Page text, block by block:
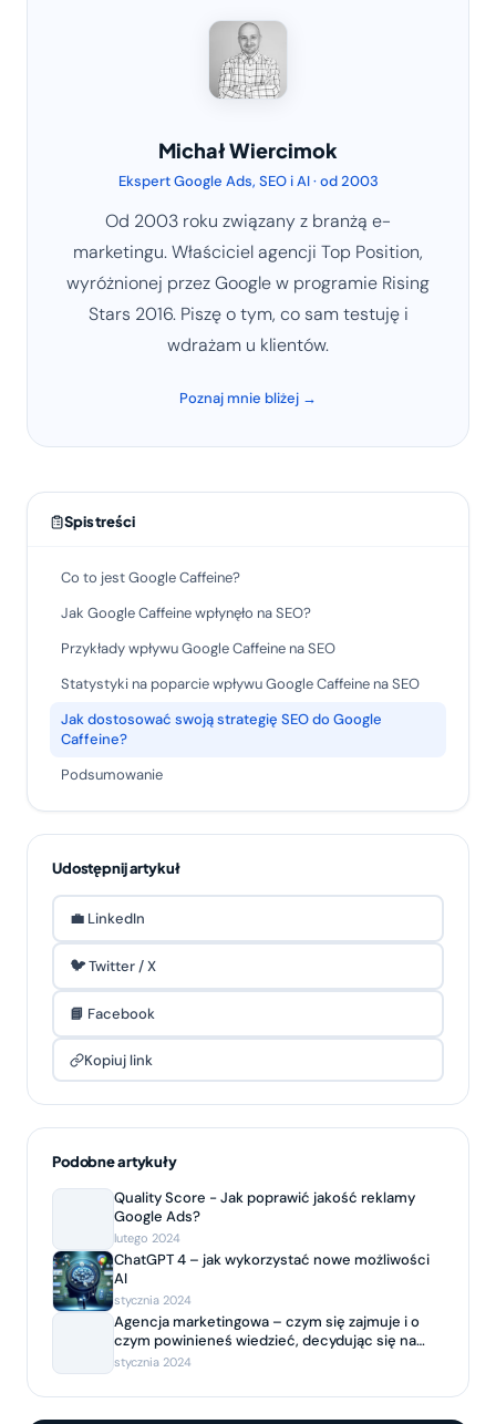
Michał Wiercimok
Ekspert Google Ads, SEO i AI · od 2003
Od 2003 roku związany z branżą e-
marketingu. Właściciel agencji Top Position,
wyróżnionej przez Google w programie Rising
Stars 2016. Piszę o tym, co sam testuję i
wdrażam u klientów.
Poznaj mnie bliżej →
Spis treści
Co to jest Google Caffeine?
Jak Google Caffeine wpłynęło na SEO?
Przykłady wpływu Google Caffeine na SEO
Statystyki na poparcie wpływu Google Caffeine na SEO
Jak dostosować swoją strategię SEO do Google
Caffeine?
Podsumowanie
Udostępnij artykuł
💼 LinkedIn
🐦 Twitter / X
📘 Facebook
Kopiuj link
Podobne artykuły
Quality Score - Jak poprawić jakość reklamy
Google Ads?
lutego 2024
ChatGPT 4 – jak wykorzystać nowe możliwości
AI
stycznia 2024
Agencja marketingowa – czym się zajmuje i o
czym powinieneś wiedzieć, decydując się na
współpracę?
stycznia 2024